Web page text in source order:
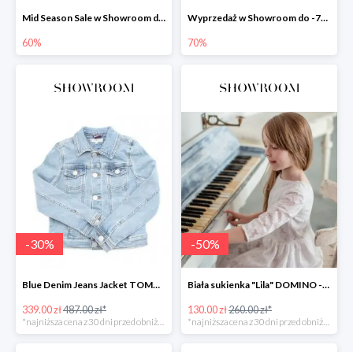
Mid Season Sale w Showroom do -60%
60%
Wyprzedaż w Showroom do -70%
70%
-30%
Blue Denim Jeans Jacket TOMMY HILFIGER -30%
339.00 zł487.00 zł*
-50%
Biała sukienka "Lila" DOMINO -50%
130.00 zł260.00 zł*